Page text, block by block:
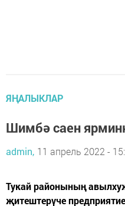
ЯҢАЛЫКЛАР
Шимбә саен
admin, 11 апрель 2022 -
Тукай районының
җитештерүче